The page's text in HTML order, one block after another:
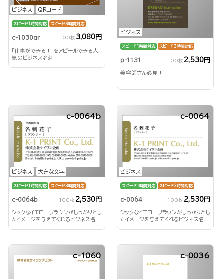
ビジネス QRコード
スピード1時間対応 スピード3時間対応
c-1030qr 100枚 3,080円
「仕事ができる！」をアピールできる人
気のビジネス名刺！
ビジネス
スピード1時間対応 スピード3時間対応
p-1131 100枚 2,530円
美容師さん必見！
ビジネス 大きな文字
c-0064b
スピード1時間対応 スピード3時間対応
c-0064b 100枚 2,530円
シックなイエローブラウンがしっかりとし
たイメージを与えてくれるビジネス名
ビジネス
c-0064
スピード1時間対応 スピード3時間対応
c-0064 100枚 2,530円
シックなイエローブラウンがしっかりとし
たイメージを与えてくれるビジネス名
c-1060 c-0036